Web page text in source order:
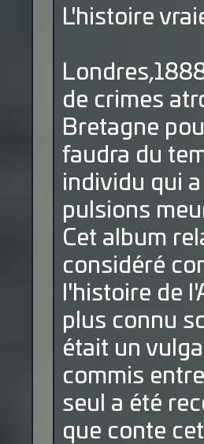
L'histoire
de crimes
Bretagne
faudra du
individu qui
pulsions
Cet album
considéré
l'histoire de
plus connu
était un
commis
seul a été
que conte